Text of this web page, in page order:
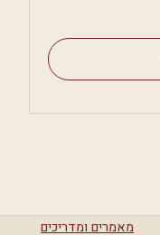
מאמרים ומדריכים